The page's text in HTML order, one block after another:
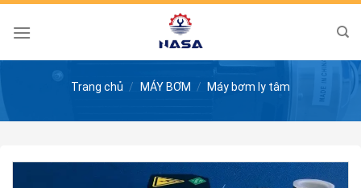
Skip
Trang chủ / MÁY BƠM / Máy bơm ly tâm